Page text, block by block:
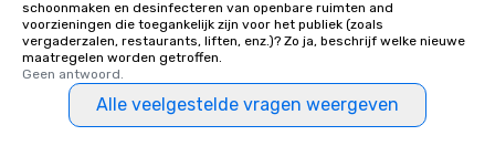
schoonmaken en desinfecteren van openbare ruimten and
voorzieningen die toegankelijk zijn voor het publiek (zoals
vergaderzalen, restaurants, liften, enz.)? Zo ja, beschrijf welke nieuwe
maatregelen worden getroffen.
Geen antwoord.
Alle veelgestelde vragen weergeven